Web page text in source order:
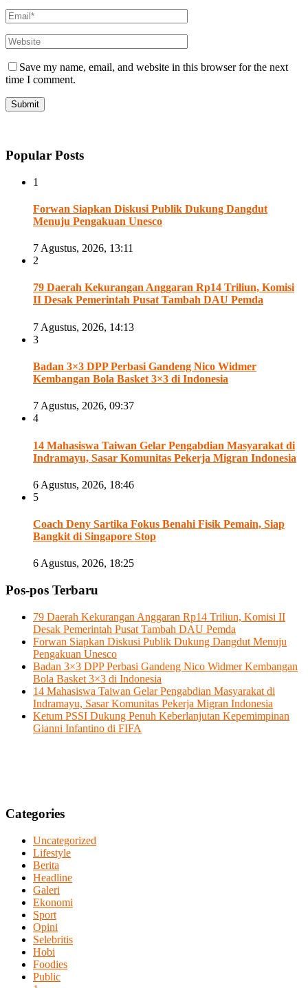
Save my name, email, and website in this browser for the next
time I comment.
Popular Posts
1
Forwan Siapkan Diskusi Publik Dukung Dangdut
Menuju Pengakuan Unesco
7 Agustus, 2026, 13:11
2
79 Daerah Kekurangan Anggaran Rp14 Triliun, Komisi
II Desak Pemerintah Pusat Tambah DAU Pemda
7 Agustus, 2026, 14:13
3
Badan 3×3 DPP Perbasi Gandeng Nico Widmer
Kembangan Bola Basket 3×3 di Indonesia
7 Agustus, 2026, 09:37
4
14 Mahasiswa Taiwan Gelar Pengabdian Masyarakat di
Indramayu, Sasar Komunitas Pekerja Migran Indonesia
6 Agustus, 2026, 18:46
5
Coach Deny Sartika Fokus Benahi Fisik Pemain, Siap
Bangkit di Singapore Stop
6 Agustus, 2026, 18:25
Pos-pos Terbaru
79 Daerah Kekurangan Anggaran Rp14 Triliun, Komisi II
Desak Pemerintah Pusat Tambah DAU Pemda
Forwan Siapkan Diskusi Publik Dukung Dangdut Menuju
Pengakuan Unesco
Badan 3×3 DPP Perbasi Gandeng Nico Widmer Kembangan
Bola Basket 3×3 di Indonesia
14 Mahasiswa Taiwan Gelar Pengabdian Masyarakat di
Indramayu, Sasar Komunitas Pekerja Migran Indonesia
Ketum PSSI Dukung Penuh Keberlanjutan Kepemimpinan
Gianni Infantino di FIFA
Categories
Uncategorized
Lifestyle
Berita
Headline
Galeri
Ekonomi
Sport
Opini
Selebritis
Hobi
Foodies
Public